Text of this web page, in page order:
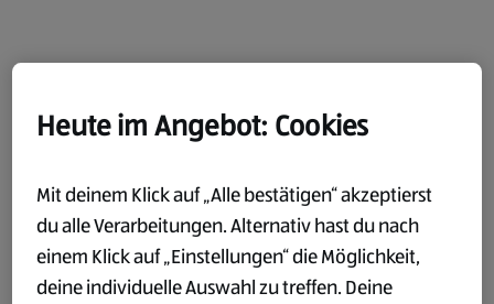
Heute im Angebot: Cookies
Mit deinem Klick auf „Alle bestätigen“ akzeptierst
du alle Verarbeitungen. Alternativ hast du nach
einem Klick auf „Einstellungen“ die Möglichkeit,
deine individuelle Auswahl zu treffen. Deine